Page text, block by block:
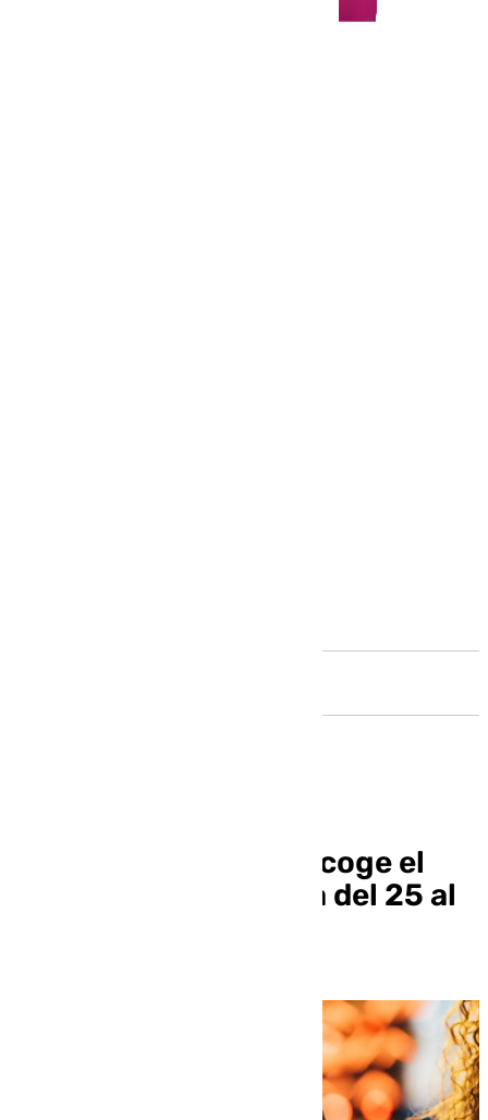
Alhaurín de la Torre acoge el
Festival de la Cerveza del 25 al